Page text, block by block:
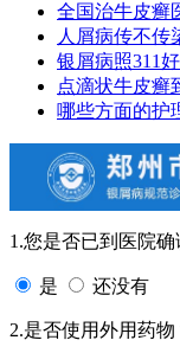
全国治牛皮癣
人屑病传不传
银屑病照311
点滴状牛皮癣
哪些方面的护
1.您是否已到医院确
是 还没有
2.是否使用外用药物